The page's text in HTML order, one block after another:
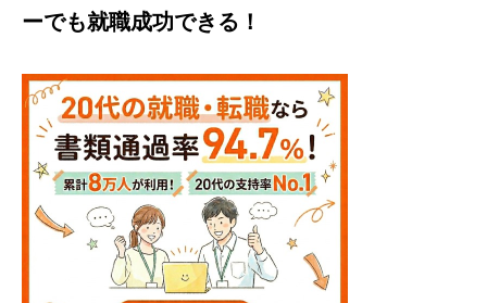
ーでも就職成功できる！